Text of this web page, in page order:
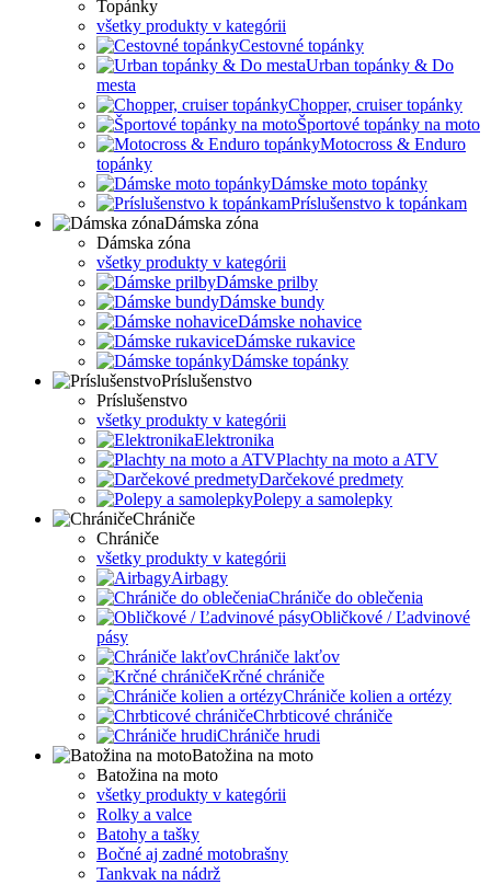
Topánky
všetky produkty v kategórii
Cestovné topánky
Urban topánky & Do
mesta
Chopper, cruiser topánky
Športové topánky na moto
Motocross & Enduro
topánky
Dámske moto topánky
Príslušenstvo k topánkam
Dámska zóna
Dámska zóna
všetky produkty v kategórii
Dámske prilby
Dámske bundy
Dámske nohavice
Dámske rukavice
Dámske topánky
Príslušenstvo
Príslušenstvo
všetky produkty v kategórii
Elektronika
Plachty na moto a ATV
Darčekové predmety
Polepy a samolepky
Chrániče
Chrániče
všetky produkty v kategórii
Airbagy
Chrániče do oblečenia
Obličkové / Ľadvinové
pásy
Chrániče lakťov
Krčné chrániče
Chrániče kolien a ortézy
Chrbticové chrániče
Chrániče hrudi
Batožina na moto
Batožina na moto
všetky produkty v kategórii
Rolky a valce
Batohy a tašky
Bočné aj zadné motobrašny
Tankvak na nádrž